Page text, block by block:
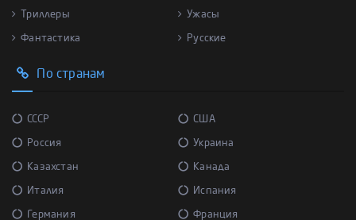
Триллеры Ужасы
Фантастика Русские
По странам
СССР США
Россия Украина
Казахстан Канада
Италия Испания
Германия Франция